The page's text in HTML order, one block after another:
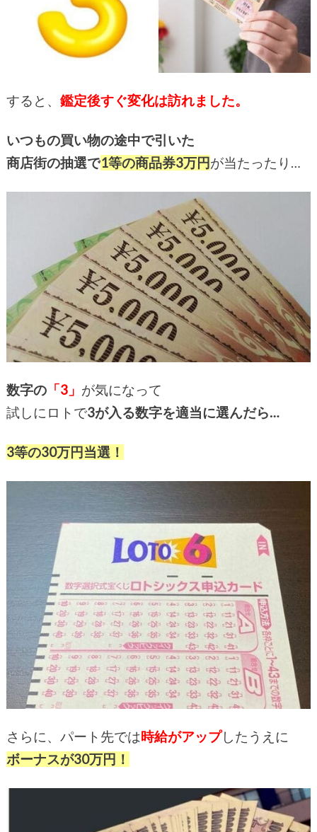
すると、 鑑定後すぐ変化は訪れました。
いつもの買い物の途中で引いた
商店街の抽選で1等の商品券3万円が当たったり…
数字の「3」 が気になって
試しにロトで3が入る数字を適当に選んだら…
3等の30万円当選！
さらに、パート先では時給がアップしたうえに
ボーナスが30万円！